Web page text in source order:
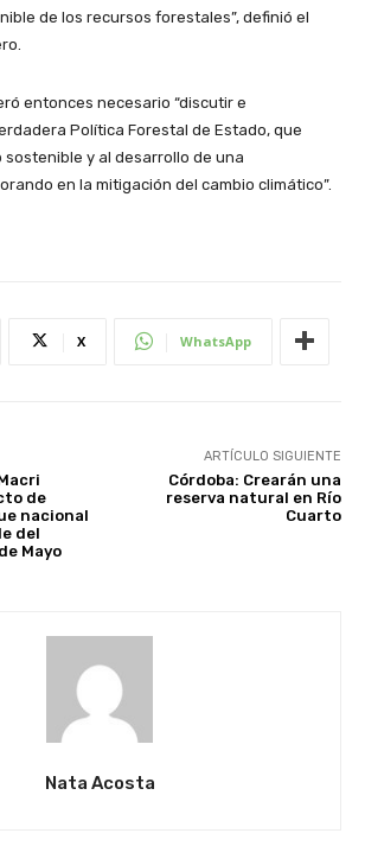
de los recursos forestales”, definió el
entonces necesario “discutir e
Política Forestal de Estado, que
y al desarrollo de una
en la mitigación del cambio climático”.
X WhatsApp
de
nacional
del
Mayo
ARTÍCULO SIGUIENTE
Córdoba: Crearán una
reserva natural en Río
Cuarto
Nata Acosta